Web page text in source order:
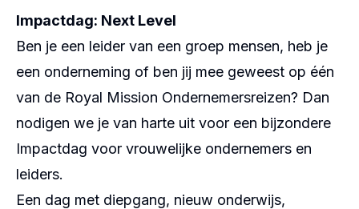
Impactdag: Next Level
Ben je een leider van een groep mensen, heb je
een onderneming of ben jij mee geweest op één
van de Royal Mission Ondernemersreizen? Dan
nodigen we je van harte uit voor een bijzondere
Impactdag voor vrouwelijke ondernemers en
leiders.
Een dag met diepgang, nieuw onderwijs,